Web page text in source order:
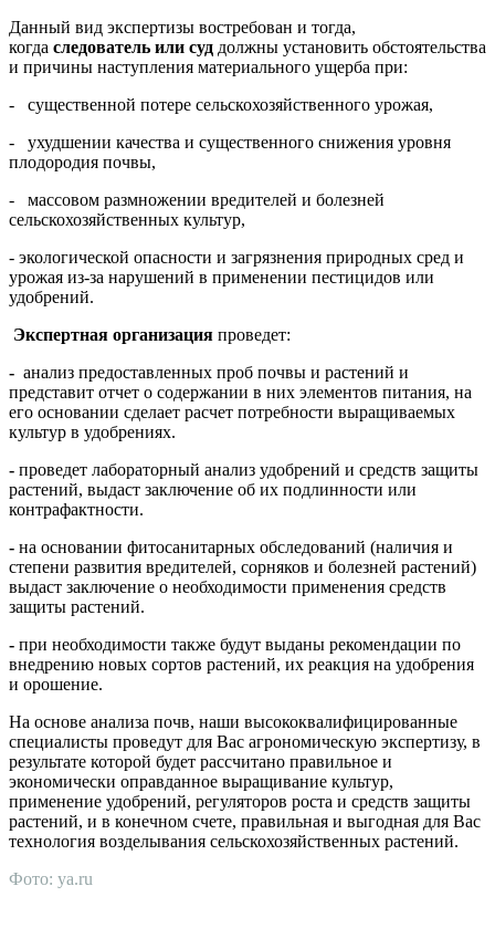
Данный вид экспертизы востребован и тогда,
когда следователь или суд должны установить обстоятельства
и причины наступления материального ущерба при:
- существенной потере сельскохозяйственного урожая,
- ухудшении качества и существенного снижения уровня
плодородия почвы,
- массовом размножении вредителей и болезней
сельскохозяйственных культур,
- экологической опасности и загрязнения природных сред и
урожая из-за нарушений в применении пестицидов или
удобрений.
Экспертная организация проведет:
- анализ предоставленных проб почвы и растений и
представит отчет о содержании в них элементов питания, на
его основании сделает расчет потребности выращиваемых
культур в удобрениях.
- проведет лабораторный анализ удобрений и средств защиты
растений, выдаст заключение об их подлинности или
контрафактности.
- на основании фитосанитарных обследований (наличия и
степени развития вредителей, сорняков и болезней растений)
выдаст заключение о необходимости применения средств
защиты растений.
- при необходимости также будут выданы рекомендации по
внедрению новых сортов растений, их реакция на удобрения
и орошение.
На основе анализа почв, наши высококвалифицированные
специалисты проведут для Вас агрономическую экспертизу, в
результате которой будет рассчитано правильное и
экономически оправданное выращивание культур,
применение удобрений, регуляторов роста и средств защиты
растений, и в конечном счете, правильная и выгодная для Вас
технология возделывания сельскохозяйственных растений.
Фото: ya.ru